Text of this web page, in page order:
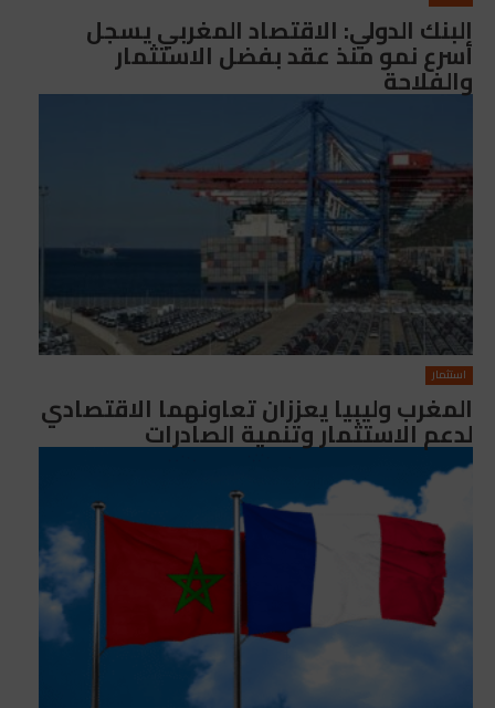
البنك الدولي: الاقتصاد المغربي يسجل
أسرع نمو منذ عقد بفضل الاستثمار
والفلاحة
استثمار
المغرب وليبيا يعززان تعاونهما الاقتصادي
لدعم الاستثمار وتنمية الصادرات